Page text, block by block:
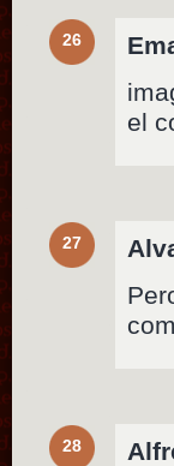
26
el
27
28